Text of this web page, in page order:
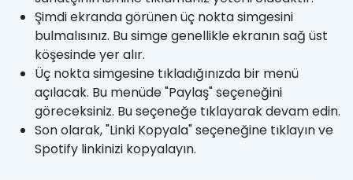
Şimdi ekranda görünen üç nokta simgesini
bulmalısınız. Bu simge genellikle ekranın sağ üst
köşesinde yer alır.
Üç nokta simgesine tıkladığınızda bir menü
açılacak. Bu menüde "Paylaş" seçeneğini
göreceksiniz. Bu seçeneğe tıklayarak devam edin.
Son olarak, "Linki Kopyala" seçeneğine tıklayın ve
Spotify linkinizi kopyalayın.